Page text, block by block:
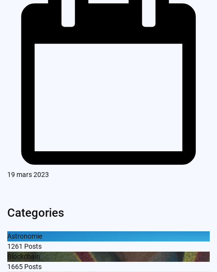
19 mars 2023
Categories
Astronomie
1261 Posts
Blockchain
1665 Posts